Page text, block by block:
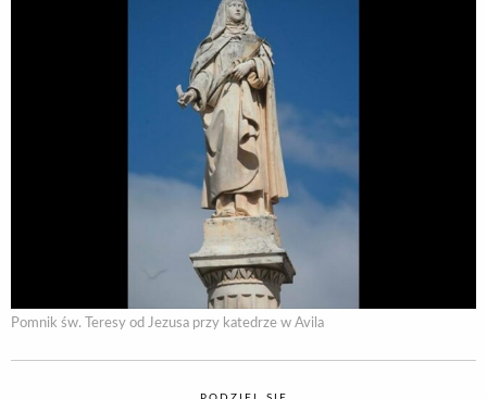
Pomnik św. Teresy od Jezusa przy katedrze w Avila